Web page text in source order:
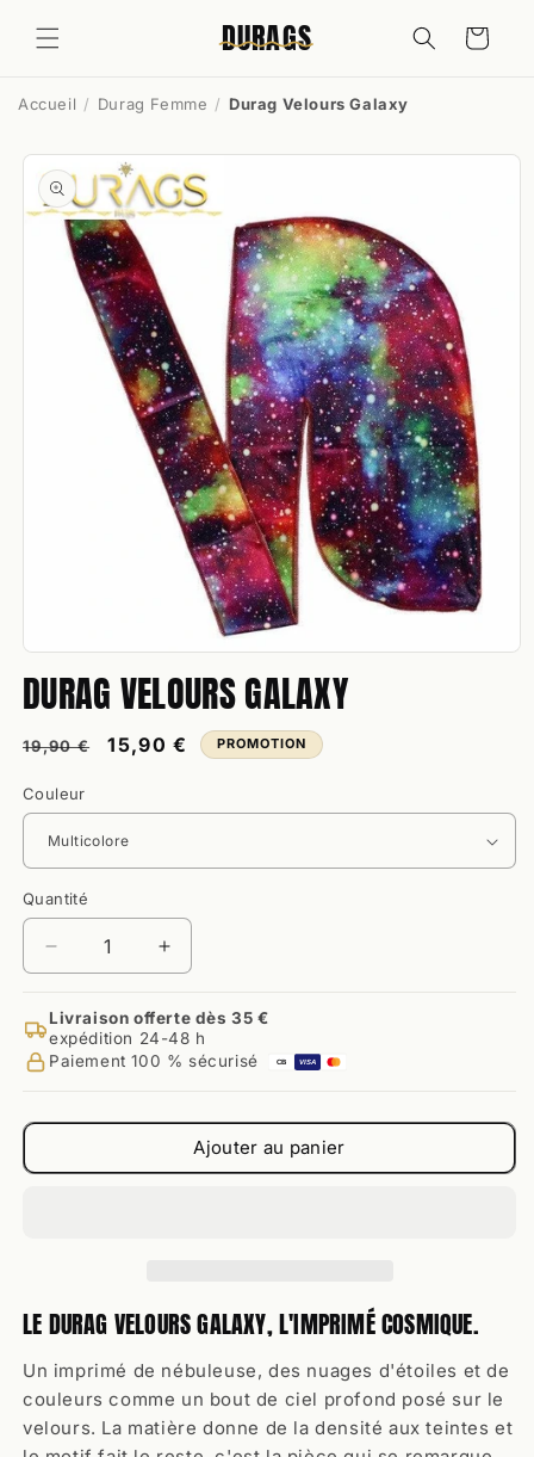
passer
au
DURAGS Panier
Accueil Durag Femme Durag Velours Galaxy
Passer aux
informations
produits
le
média
dans
une
modale
DURAG VELOURS GALAXY
Prix
19,90 €
Prix
15,90 € PROMOTION
Couleur
Quantité
Quantité
Réduire
la
quantité
de
Durag
Augmenter
la
quantité
de
Durag
Livraison offerte dès 35 €
expédition 24-48 h
Paiement 100 % sécurisé
CB VISA
Ajouter au panier
LE DURAG VELOURS GALAXY, L'IMPRIMÉ COSMIQUE.
Un imprimé de nébuleuse, des nuages d'étoiles et de
couleurs comme un bout de ciel profond posé sur le
velours. La matière donne de la densité aux teintes et